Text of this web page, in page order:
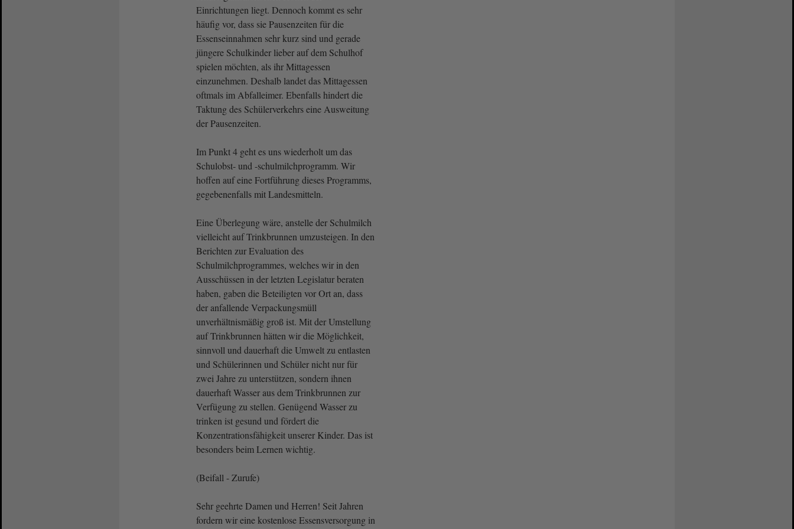
Einrichtungen liegt. Dennoch kommt es sehr
häufig vor, dass sie Pausenzeiten für die
Essenseinnahmen sehr kurz sind und gerade
jüngere Schulkinder lieber auf dem Schulhof
spielen möchten, als ihr Mittagessen
einzunehmen. Deshalb landet das Mittagessen
oftmals im Abfalleimer. Ebenfalls hindert die
Taktung des Schülerverkehrs eine Ausweitung
der Pausenzeiten.
Im Punkt 4 geht es uns wiederholt um das
Schulobst- und -schulmilchprogramm. Wir
hoffen auf eine Fortführung dieses Programms,
gegebenenfalls mit Landesmitteln.
Eine Überlegung wäre, anstelle der Schulmilch
vielleicht auf Trinkbrunnen umzusteigen. In den
Berichten zur Evaluation des
Schulmilchprogrammes, welches wir in den
Ausschüssen in der letzten Legislatur beraten
haben, gaben die Beteiligten vor Ort an, dass
der anfallende Verpackungsmüll
unverhältnismäßig groß ist. Mit der Umstellung
auf Trinkbrunnen hätten wir die Möglichkeit,
sinnvoll und dauerhaft die Umwelt zu entlasten
und Schülerinnen und Schüler nicht nur für
zwei Jahre zu unterstützen, sondern ihnen
dauerhaft Wasser aus dem Trinkbrunnen zur
Verfügung zu stellen. Genügend Wasser zu
trinken ist gesund und fördert die
Konzentrationsfähigkeit unserer Kinder. Das ist
besonders beim Lernen wichtig.
(Beifall - Zurufe)
Sehr geehrte Damen und Herren! Seit Jahren
fordern wir eine kostenlose Essensversorgung in